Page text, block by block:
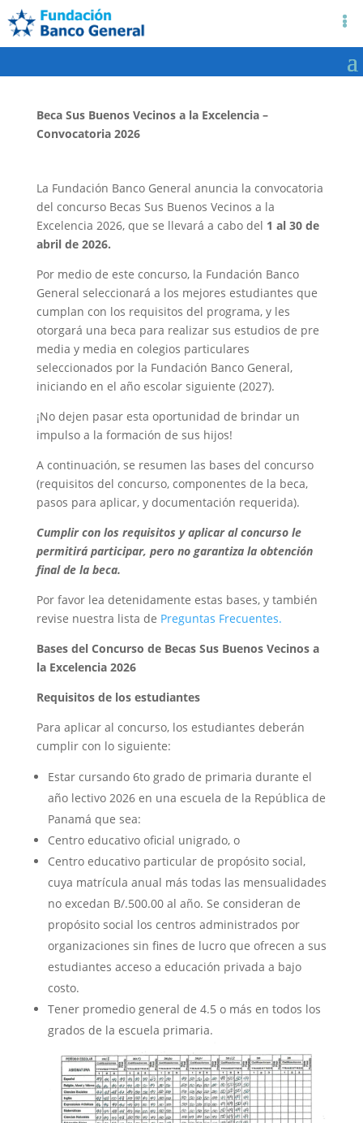
Beca Sus Buenos Vecinos a la Excelencia –
Convocatoria 2026
La Fundación Banco General anuncia la convocatoria
del concurso Becas Sus Buenos Vecinos a la
Excelencia 2026, que se llevará a cabo del 1 al 30 de
abril de 2026.
Por medio de este concurso, la Fundación Banco
General seleccionará a los mejores estudiantes que
cumplan con los requisitos del programa, y les
otorgará una beca para realizar sus estudios de pre
media y media en colegios particulares
seleccionados por la Fundación Banco General,
iniciando en el año escolar siguiente (2027).
¡No dejen pasar esta oportunidad de brindar un
impulso a la formación de sus hijos!
A continuación, se resumen las bases del concurso
(requisitos del concurso, componentes de la beca,
pasos para aplicar, y documentación requerida).
Cumplir con los requisitos y aplicar al concurso le
permitirá participar, pero no garantiza la obtención
final de la beca.
Por favor lea detenidamente estas bases, y también
revise nuestra lista de Preguntas Frecuentes.
Bases del Concurso de Becas Sus Buenos Vecinos a
la Excelencia 2026
Requisitos de los estudiantes
Para aplicar al concurso, los estudiantes deberán
cumplir con lo siguiente:
Estar cursando 6to grado de primaria durante el
año lectivo 2026 en una escuela de la República de
Panamá que sea:
Centro educativo oficial unigrado, o
Centro educativo particular de propósito social,
cuya matrícula anual más todas las mensualidades
no excedan B/.500.00 al año. Se consideran de
propósito social los centros administrados por
organizaciones sin fines de lucro que ofrecen a sus
estudiantes acceso a educación privada a bajo
costo.
Tener promedio general de 4.5 o más en todos los
grados de la escuela primaria.